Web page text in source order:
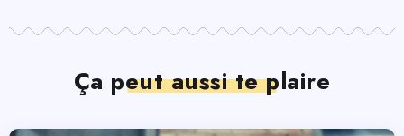
Ça peut aussi te plaire